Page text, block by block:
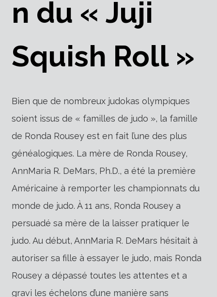
n du « Juji
Squish Roll »
Bien que de nombreux judokas olympiques
soient issus de « familles de judo », la famille
de Ronda Rousey est en fait l’une des plus
généalogiques. La mère de Ronda Rousey,
AnnMaria R. DeMars, Ph.D., a été la première
Américaine à remporter les championnats du
monde de judo. À 11 ans, Ronda Rousey a
persuadé sa mère de la laisser pratiquer le
judo. Au début, AnnMaria R. DeMars hésitait à
autoriser sa fille à essayer le judo, mais Ronda
Rousey a dépassé toutes les attentes et a
gravi les échelons d’une manière sans